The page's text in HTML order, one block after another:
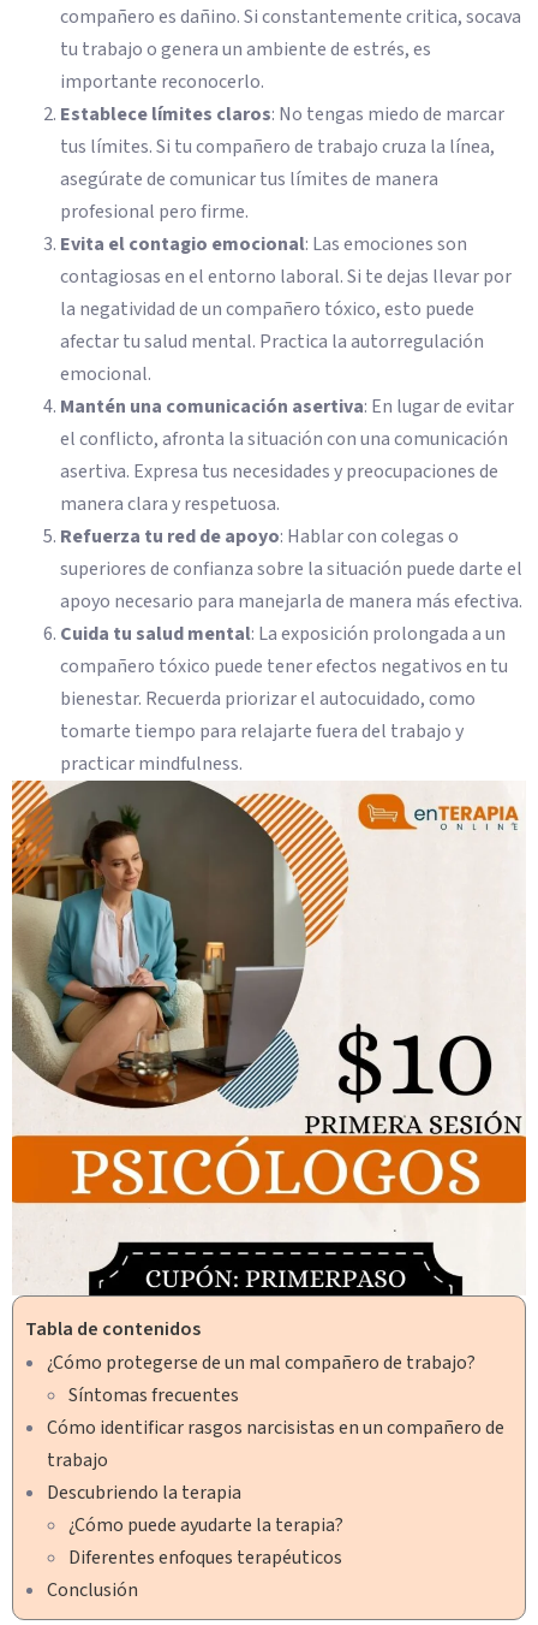
compañero es dañino. Si constantemente critica, socava
tu trabajo o genera un ambiente de estrés, es
importante reconocerlo.
Establece límites claros: No tengas miedo de marcar
tus límites. Si tu compañero de trabajo cruza la línea,
asegúrate de comunicar tus límites de manera
profesional pero firme.
Evita el contagio emocional: Las emociones son
contagiosas en el entorno laboral. Si te dejas llevar por
la negatividad de un compañero tóxico, esto puede
afectar tu salud mental. Practica la autorregulación
emocional.
Mantén una comunicación asertiva: En lugar de evitar
el conflicto, afronta la situación con una comunicación
asertiva. Expresa tus necesidades y preocupaciones de
manera clara y respetuosa.
Refuerza tu red de apoyo: Hablar con colegas o
superiores de confianza sobre la situación puede darte el
apoyo necesario para manejarla de manera más efectiva.
Cuida tu salud mental: La exposición prolongada a un
compañero tóxico puede tener efectos negativos en tu
bienestar. Recuerda priorizar el autocuidado, como
tomarte tiempo para relajarte fuera del trabajo y
practicar mindfulness.
Tabla de contenidos
¿Cómo protegerse de un mal compañero de trabajo?
Síntomas frecuentes
Cómo identificar rasgos narcisistas en un compañero de
trabajo
Descubriendo la terapia
¿Cómo puede ayudarte la terapia?
Diferentes enfoques terapéuticos
Conclusión